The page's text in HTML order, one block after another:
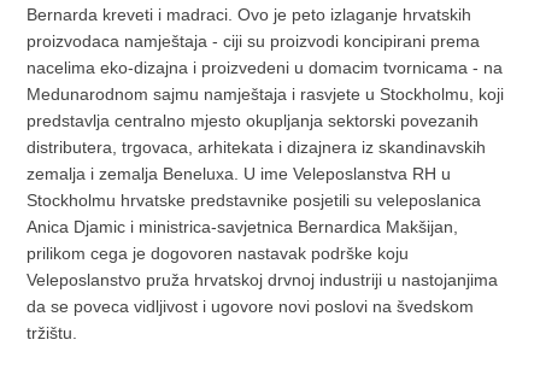
Bernarda kreveti i madraci. Ovo je peto izlaganje hrvatskih
proizvodaca namještaja - ciji su proizvodi koncipirani prema
nacelima eko-dizajna i proizvedeni u domacim tvornicama - na
Medunarodnom sajmu namještaja i rasvjete u Stockholmu, koji
predstavlja centralno mjesto okupljanja sektorski povezanih
distributera, trgovaca, arhitekata i dizajnera iz skandinavskih
zemalja i zemalja Beneluxa. U ime Veleposlanstva RH u
Stockholmu hrvatske predstavnike posjetili su veleposlanica
Anica Djamic i ministrica-savjetnica Bernardica Makšijan,
prilikom cega je dogovoren nastavak podrške koju
Veleposlanstvo pruža hrvatskoj drvnoj industriji u nastojanjima
da se poveca vidljivost i ugovore novi poslovi na švedskom
tržištu.